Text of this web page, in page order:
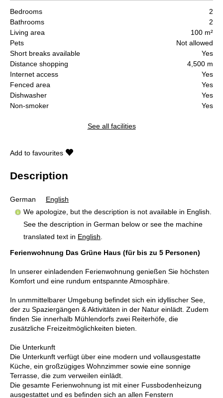
Bedrooms
2
Bathrooms
2
Living area
100 m²
Pets
Not allowed
Short breaks available
Yes
Distance shopping
4,500 m
Internet access
Yes
Fenced area
Yes
Dishwasher
Yes
Non-smoker
Yes
See all facilities
Add to favourites
Description
German
English
We apologize, but the description is not available in English.
See the description in German below or see the machine
translated text in English
Ferienwohnung Das Grüne Haus (für bis zu 5 Personen)
In unserer einladenden Ferienwohnung genießen Sie höchsten
Komfort und eine rundum entspannte Atmosphäre.
In unmmittelbarer Umgebung befindet sich ein idyllischer See,
der zu Spaziergängen & Aktivitäten in der Natur einlädt. Zudem
finden Sie innerhalb Mühlendorfs zwei Reiterhöfe, die
zusätzliche Freizeitmöglichkeiten bieten.
Die Unterkunft
Die Unterkunft verfügt über eine modern und vollausgestatte
Küche, ein großzügiges Wohnzimmer sowie eine sonnige
Terrasse, die zum verweilen einlädt.
Die gesamte Ferienwohnung ist mit einer Fussbodenheizung
ausgestattet und es befinden sich an allen Fenstern